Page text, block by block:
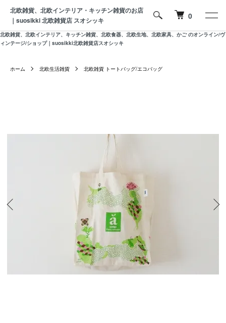
北欧雑貨、北欧インテリア、キッチン雑貨、北欧食器、北欧生地、北欧家具、かご のオンライン/ヴ
ィンテージ/ショップ｜suosikki北欧雑貨店スオシッキ
北欧雑貨、北欧インテリア・キッチン雑貨のお店
｜suosikki 北欧雑貨店 スオシッキ
0
ホーム 北欧生活雑貨 北欧雑貨 トートバッグ/エコバッグ